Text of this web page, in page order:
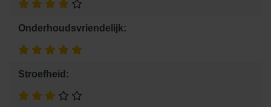
Onderhoudsvriendelijk:
Stroefheid: